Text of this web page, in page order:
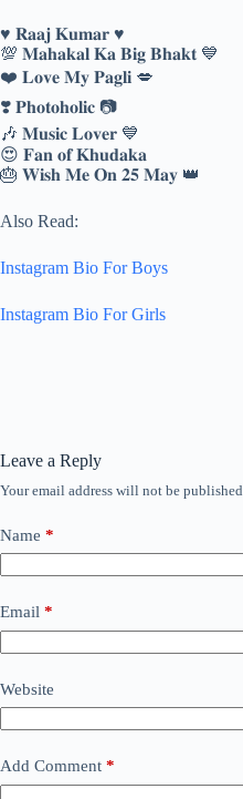
♥️ 𝐑𝐚𝐚𝐣 𝐊𝐮𝐦𝐚𝐫 ♥️
💯 𝐌𝐚𝐡𝐚𝐤𝐚𝐥 𝐊𝐚 𝐁𝐢𝐠 𝐁𝐡𝐚𝐤𝐭 💙
❤️ 𝐋𝐨𝐯𝐞 𝐌𝐲 𝐏𝐚𝐠𝐥𝐢 💋
❣️ 𝐏𝐡𝐨𝐭𝐨𝐡𝐨𝐥𝐢𝐜 📷
🎶 𝐌𝐮𝐬𝐢𝐜 𝐋𝐨𝐯𝐞𝐫 💙
😍 𝐅𝐚𝐧 𝐨𝐟 𝐊𝐡𝐮𝐝𝐚𝐤𝐚
🎂 𝐖𝐢𝐬𝐡 𝐌𝐞 𝐎𝐧 𝟐𝟓 𝐌𝐚𝐲 👑
Also Read:
Instagram Bio For Boys
Instagram Bio For Girls
Leave a Reply
Your email address will not be published.
Name *
Email *
Website
Add Comment *